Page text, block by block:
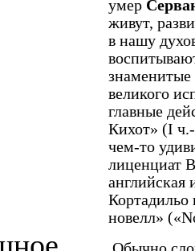
умер
живут,
в нашу
великого
главные
Кихот» (I
чем-то
лиценциат
Кортадильо
новелл»